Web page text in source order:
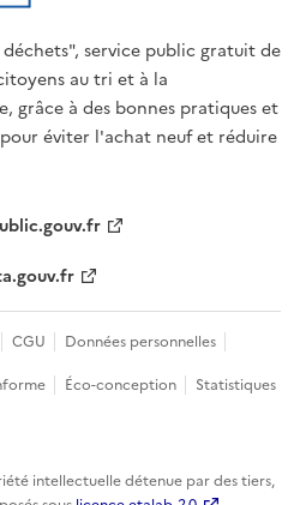
service public gratuit de
au tri et à la
grâce à des bonnes pratiques et
pour éviter l'achat neuf et réduire
CGU
Données personnelles
Éco-conception
Statistiques
intellectuelle détenue par des tiers,